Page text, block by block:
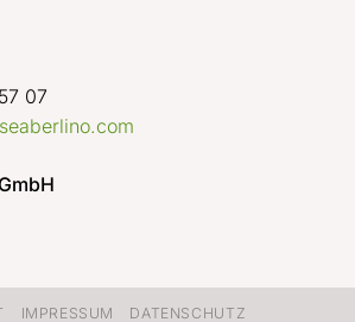
07
IMPRESSUM DATENSCHUTZ